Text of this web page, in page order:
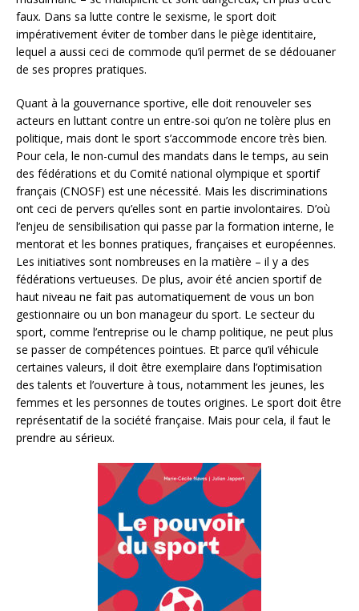
faux. Dans sa lutte contre le sexisme, le sport doit
impérativement éviter de tomber dans le piège identitaire,
lequel a aussi ceci de commode qu’il permet de se dédouaner
de ses propres pratiques.
Quant à la gouvernance sportive, elle doit renouveler ses
acteurs en luttant contre un entre-soi qu’on ne tolère plus en
politique, mais dont le sport s’accommode encore très bien.
Pour cela, le non-cumul des mandats dans le temps, au sein
des fédérations et du Comité national olympique et sportif
français (CNOSF) est une nécessité. Mais les discriminations
ont ceci de pervers qu’elles sont en partie involontaires. D’où
l’enjeu de sensibilisation qui passe par la formation interne, le
mentorat et les bonnes pratiques, françaises et européennes.
Les initiatives sont nombreuses en la matière – il y a des
fédérations vertueuses. De plus, avoir été ancien sportif de
haut niveau ne fait pas automatiquement de vous un bon
gestionnaire ou un bon manageur du sport. Le secteur du
sport, comme l’entreprise ou le champ politique, ne peut plus
se passer de compétences pointues. Et parce qu’il véhicule
certaines valeurs, il doit être exemplaire dans l’optimisation
des talents et l’ouverture à tous, notamment les jeunes, les
femmes et les personnes de toutes origines. Le sport doit être
représentatif de la société française. Mais pour cela, il faut le
prendre au sérieux.